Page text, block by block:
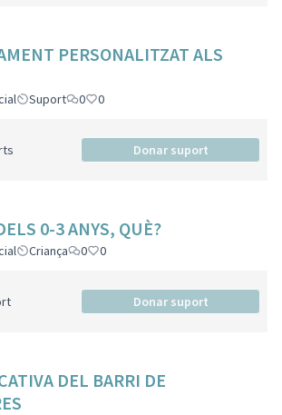
PERSONALITZAT ALS
Suport 0 0
Donar suport
0-3 ANYS, QUÈ?
Criança 0 0
Donar suport
DEL BARRI DE